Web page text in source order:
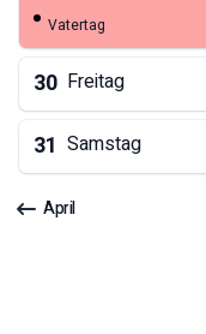
Vatertag
30 Freitag
31 Samstag
April